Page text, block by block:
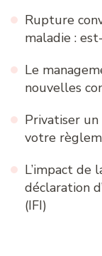
Rupture
maladie :
Le
nouvelles
Privatiser
votre
L’impact de
déclaration
(IFI)